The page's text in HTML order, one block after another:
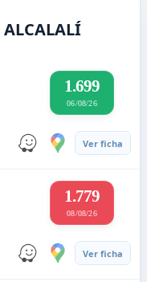
ALCALALÍ
1.699
06/08/26
Ver ficha
1.779
08/08/26
Ver ficha